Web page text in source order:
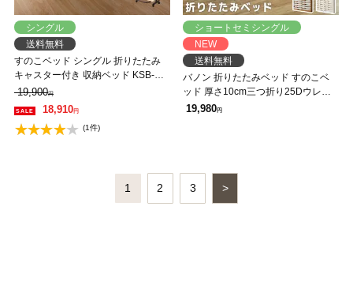
シングル
送料無料
すのこベッド シングル 折りたたみ
キャスター付き 収納ベッド KSB-
290 スノコベッド シングルベッド
天然木 折りたたみ式 簡易ベッド
19,900円
18,910円
(1件)
ショートセミシングル
NEW
送料無料
バノン 折りたたみベッド すのこベ
ッド 厚さ10cm三つ折り25Dウレタ
ンマットレス付き セミシングルショ
19,980円
1 2 3 >